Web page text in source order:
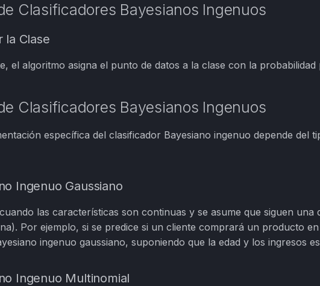
Clasificadores Bayesianos Ingenuos
la Clase
el algoritmo asigna el punto de datos a la clase con la probabilidad
Clasificadores Bayesianos Ingenuos
específica del clasificador Bayesiano ingenuo depende del
Ingenuo Gaussiano
las características son continuas y se asume que siguen
Por ejemplo, si se predice si un cliente comprará un producto
ingenuo gaussiano, suponiendo que la edad y los ingresos
Ingenuo Multinomial